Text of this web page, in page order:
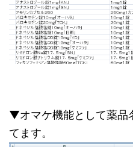
▼オマケ機能として薬品
てます。